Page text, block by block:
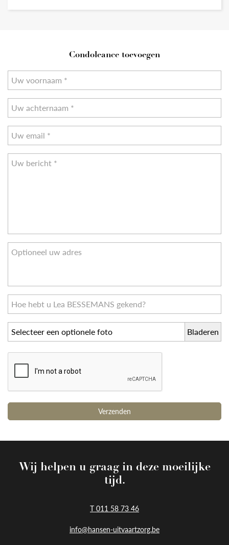
Condoleance toevoegen
Selecteer een optionele foto
Wij helpen u graag in deze moeilijke
tijd.
T 011 58 73 46
info@hansen-uitvaartzorg.be